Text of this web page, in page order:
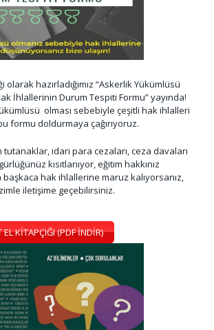
olarak hazırladığımız “Askerlik Yükümlüsü
İhlallerinin Durum Tespiti Formu” yayında!
olması sebebiyle çeşitli hak ihlalleri
formu doldurmaya çağırıyoruz.
tutanaklar, idari para cezaları, ceza davaları
kısıtlanıyor, eğitim hakkınız
hak ihlallerine maruz kalıyorsanız,
iletişime geçebilirsiniz.
KİTAPÇIĞI (PDF İNDİR)